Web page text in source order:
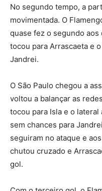
No segundo tempo, a
movimentada. O
quase fez o segundo
tocou para Arrascaeta e
Jandrei.
O São Paulo chegou a
voltou a balançar as
tocou para Isla e o
sem chances para
seguiram no ataque e
chutou cruzado e
gol.